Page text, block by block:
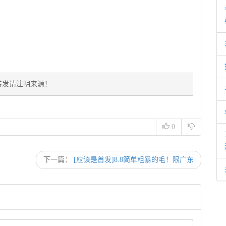
请注明来源！
0
下一篇： [应该是首发]8.8简单粗暴的毛！限广东